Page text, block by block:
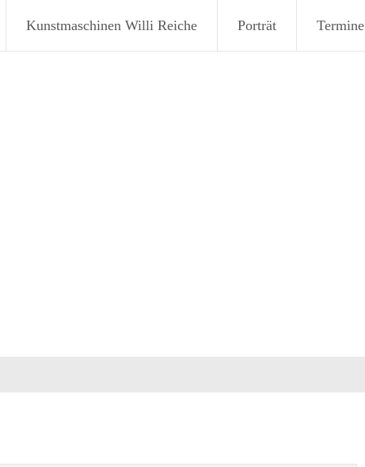
Kunstmaschinen Willi Reiche Porträt Termine